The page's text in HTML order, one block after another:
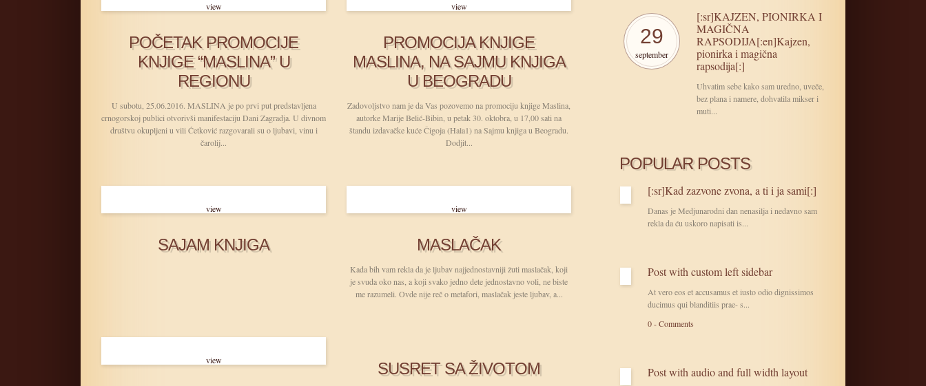
view
POČETAK PROMOCIJE
KNJIGE “MASLINA” U
REGIONU
U subotu, 25.06.2016. MASLINA je po prvi put predstavljena
crnogorskoj publici otvorivši manifestaciju Dani Zagradja. U divnom
društvu okupljeni u vili Ćetković razgovarali su o ljubavi, vinu i
čarolij...
view
PROMOCIJA KNJIGE
MASLINA, NA SAJMU KNJIGA
U BEOGRADU
Zadovoljstvo nam je da Vas pozovemo na promociju knjige Maslina,
autorke Marije Belić-Bibin, u petak 30. oktobra, u 17,00 sati na
štandu izdavačke kuće Čigoja (Hala1) na Sajmu knjiga u Beogradu.
Dodjit...
view
SAJAM KNJIGA
view
MASLAČAK
Kada bih vam rekla da je ljubav najjednostavniji žuti maslačak, koji
je svuda oko nas, a koji svako jedno dete jednostavno voli, ne biste
me razumeli. Ovde nije reč o metafori, maslačak jeste ljubav, a...
view SUSRET SA ŽIVOTOM
29
september
[:sr]KAJZEN, PIONIRKA I
MAGIČNA
RAPSODIJA[:en]Kajzen,
pionirka i magična
rapsodija[:]
Uhvatim sebe kako sam uredno, uveče,
bez plana i namere, dohvatila mikser i
muti...
POPULAR POSTS
[:sr]Kad zazvone zvona, a ti i ja sami[:]
Danas je Medjunarodni dan nenasilja i nedavno sam
rekla da ću uskoro napisati is...
Post with custom left sidebar
At vero eos et accusamus et iusto odio dignissimos
ducimus qui blanditiis prae- s...
0 - Comments
Post with audio and full width layout